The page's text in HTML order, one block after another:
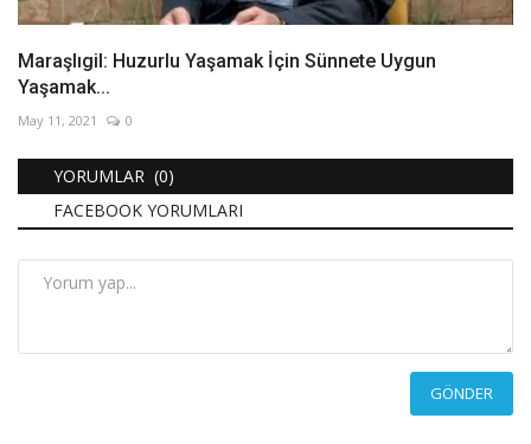
Maraşlıgil: Huzurlu Yaşamak İçin Sünnete Uygun
Yaşamak...
May 11, 2021 0
YORUMLAR (0)
FACEBOOK YORUMLARI
GÖNDER